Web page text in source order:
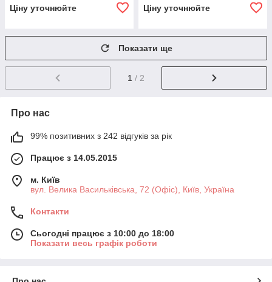
Ціну уточнюйте Ціну уточнюйте
Показати ще
1 / 2
Про нас
99% позитивних з 242 відгуків за рік
Працює з 14.05.2015
м. Київ
вул. Велика Васильківська, 72 (Офіс), Київ, Україна
Контакти
Сьогодні працює з 10:00 до 18:00
Показати весь графік роботи